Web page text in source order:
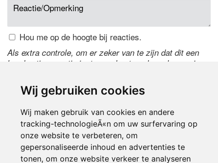
Wij gebruiken cookies
Wij maken gebruik van cookies en andere
tracking-technologieÃ«n om uw surfervaring op
onze website te verbeteren, om
gepersonaliseerde inhoud en advertenties te
tonen, om onze website verkeer te analyseren
Hou me op de hoogte bij reacties.
Als extra controle, om er zeker van te zijn dat dit een
handmatige reactie is, typ onderstaande code over in
de code te wijzigen.